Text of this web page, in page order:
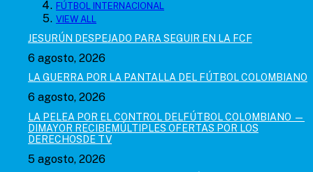
FÚTBOL INTERNACIONAL
VIEW ALL
JESURÚN DESPEJADO PARA SEGUIR EN LA FCF
6 agosto, 2026
LA GUERRA POR LA PANTALLA DEL FÚTBOL COLOMBIANO
6 agosto, 2026
LA PELEA POR EL CONTROL DELFÚTBOL COLOMBIANO —
DIMAYOR RECIBEMÚLTIPLES OFERTAS POR LOS
DERECHOSDE TV
5 agosto, 2026